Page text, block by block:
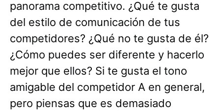
panorama competitivo. ¿Qué te gusta
del estilo de comunicación de tus
competidores? ¿Qué no te gusta de él?
¿Cómo puedes ser diferente y hacerlo
mejor que ellos? Si te gusta el tono
amigable del competidor A en general,
pero piensas que es demasiado